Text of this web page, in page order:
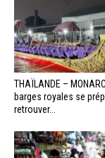
THAÏLANDE –
barges royales se
retrouver...